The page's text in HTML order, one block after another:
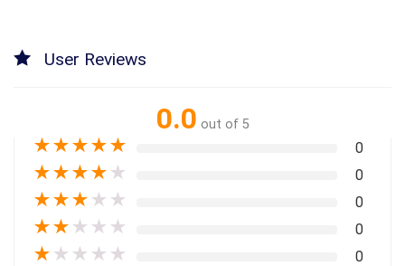
User Reviews
0.0 out of 5
★★★★★ 0
★★★★ ★ 0
★★★ ★ ★ 0
★★ ★ ★ ★ 0
★ ★ ★ ★ ★ 0